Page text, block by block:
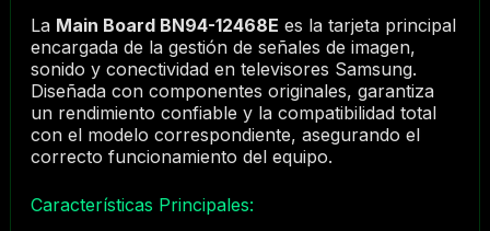
La Main Board BN94-12468E es la tarjeta principal
encargada de la gestión de señales de imagen,
sonido y conectividad en televisores Samsung.
Diseñada con componentes originales, garantiza
un rendimiento confiable y la compatibilidad total
con el modelo correspondiente, asegurando el
correcto funcionamiento del equipo.
Características Principales: